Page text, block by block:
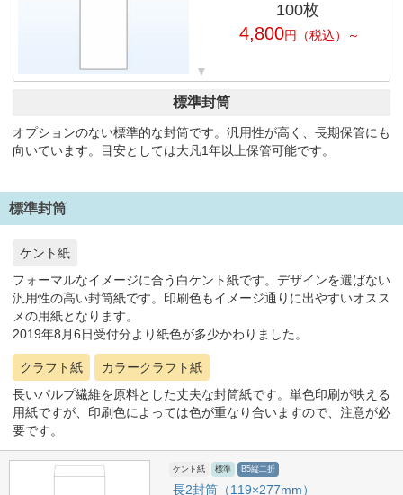
100枚
4,800円 （税込）～
標準封筒
オプションのない標準的な封筒です。汎用性が高く、長期保管にも
向いています。目安としては大凡1年以上保管可能です。
標準封筒
ケント紙
フォーマルなイメージに合う白ケント紙です。デザインを選ばない
汎用性の高い封筒紙です。印刷色もイメージ通りに出やすいオスス
メの用紙となります。
2019年8月6日受付分より紙色が多少かわりました。
クラフト紙
カラークラフト紙
長いパルプ繊維を原料とした丈夫な封筒紙です。単色印刷が映える
用紙ですが、印刷色によっては色が重なり合いますので、注意が必
要です。
ケント紙 標準 B5縦二折
長2封筒（119×277mm）